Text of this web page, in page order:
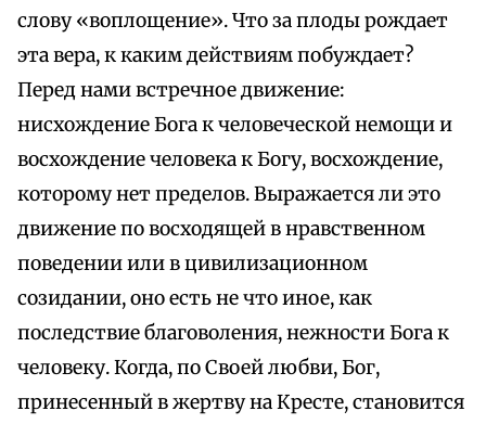
слову «воплощение». Что за плоды рождает
эта вера, к каким действиям побуждает?
Перед нами встречное движение:
нисхождение Бога к человеческой немощи и
восхождение человека к Богу, восхождение,
которому нет пределов. Выражается ли это
движение по восходящей в нравственном
поведении или в цивилизационном
созидании, оно есть не что иное, как
последствие благоволения, нежности Бога к
человеку. Когда, по Своей любви, Бог,
принесенный в жертву на Кресте, становится